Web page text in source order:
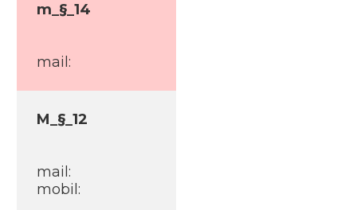
m_§_14
mail:
M_§_12
mail:
mobil: